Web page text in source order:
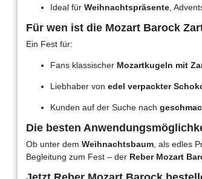
Ideal für Weihnachtspräsente ,
Für wen ist die Mozart Barock
Ein Fest für:
Fans klassischer Mozartkugeln mit
Liebhaber von edel verpackter
Kunden auf der Suche nach
Die besten
Ob unter dem Weihnachtsbaum , als edles
Begleitung zum Fest – der Reber Mozart